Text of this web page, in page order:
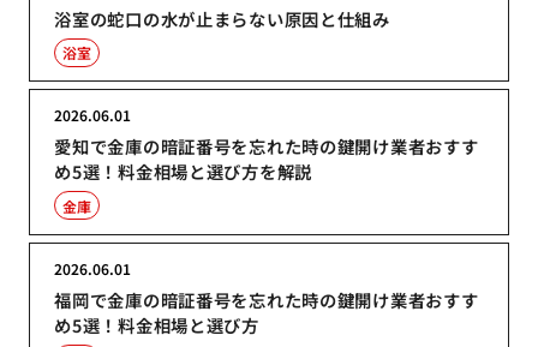
浴室の蛇口の水が止まらない原因と仕組み
浴室
愛知で金庫の暗証番号を忘れた時の鍵開け業者おすす
め5選！料金相場と選び方を解説
2026.06.01
金庫
福岡で金庫の暗証番号を忘れた時の鍵開け業者おすす
め5選！料金相場と選び方
2026.06.01